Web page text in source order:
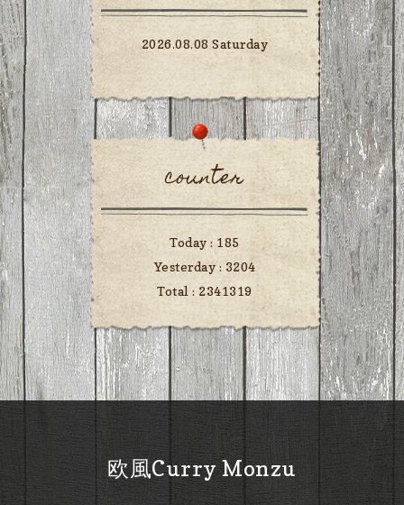
2026.08.08 Saturday
counter
Today : 185
Yesterday : 3204
Total : 2341319
欧風Curry Monzu